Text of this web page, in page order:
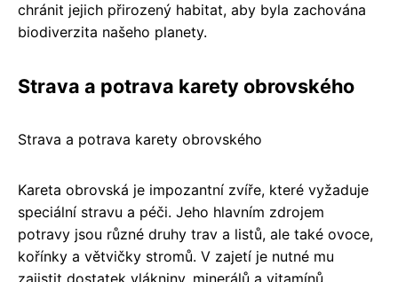
chránit jejich přirozený habitat, aby byla zachována
biodiverzita našeho planety.
Strava a potrava karety obrovského
Strava a potrava karety obrovského
Kareta obrovská je impozantní zvíře, které vyžaduje
speciální stravu a péči. Jeho hlavním zdrojem
potravy jsou různé druhy trav a listů, ale také ovoce,
kořínky a větvičky stromů. V zajetí je nutné mu